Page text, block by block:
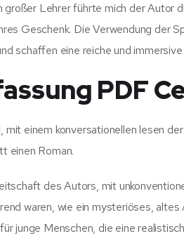
großer Lehrer führte mich der
Geschenk. Die Verwendung der
schaffen eine reiche und
PDF
einem konversationellen lesen
einen Roman.
des Autors, mit
waren, wie ein mysteriöses,
junge Menschen, die eine